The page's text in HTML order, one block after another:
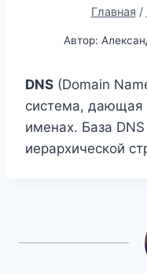
Главная /
Автор:
DNS (Domain
система,
именах. База
иерархической